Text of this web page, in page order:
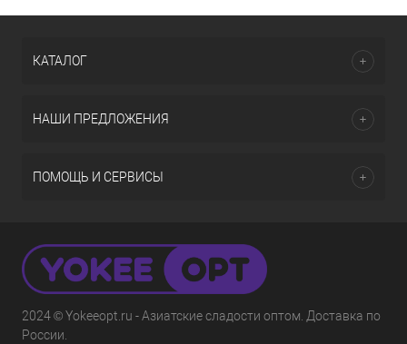
КАТАЛОГ
НАШИ ПРЕДЛОЖЕНИЯ
ПОМОЩЬ И СЕРВИСЫ
2024 © Yokeeopt.ru - Азиатские сладости оптом. Доставка по
России.